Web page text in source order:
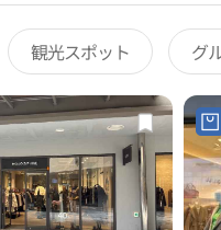
観光スポット グ